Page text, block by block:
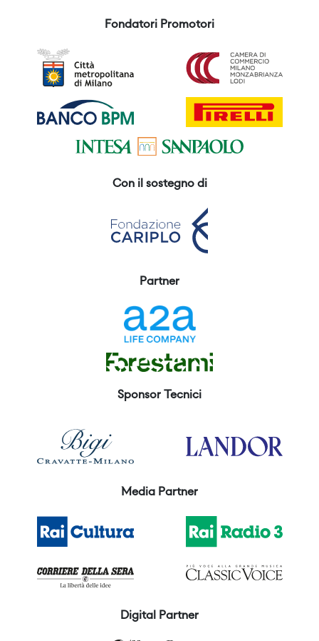
Fondatori Promotori
Con il sostegno di
Partner
Sponsor Tecnici
Media Partner
Digital Partner